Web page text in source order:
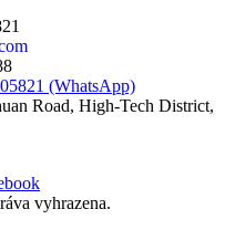
(WhatsApp)
Road, High-Tech District,
vyhrazena.